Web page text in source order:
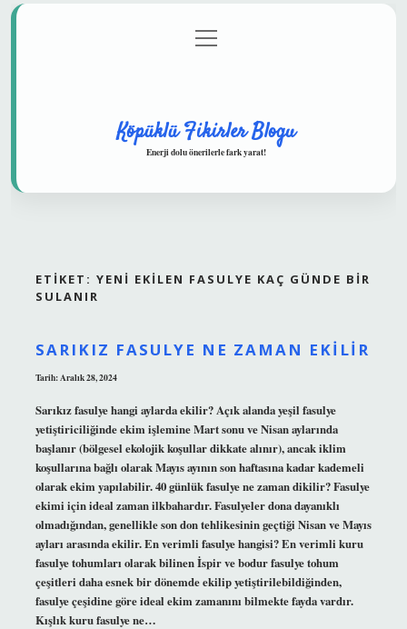
Gizlilik Politikası
menüyü
aç
Köpüklü Fikirler Blogu
Enerji dolu önerilerle fark yarat!
ETIKET: YENI EKILEN FASULYE KAÇ GÜNDE BIR
SULANIR
SARIKIZ FASULYE NE ZAMAN EKILIR
Tarih: Aralık 28, 2024
Sarıkız fasulye hangi aylarda ekilir? Açık alanda yeşil fasulye
yetiştiriciliğinde ekim işlemine Mart sonu ve Nisan aylarında
başlanır (bölgesel ekolojik koşullar dikkate alınır), ancak iklim
koşullarına bağlı olarak Mayıs ayının son haftasına kadar kademeli
olarak ekim yapılabilir. 40 günlük fasulye ne zaman dikilir? Fasulye
ekimi için ideal zaman ilkbahardır. Fasulyeler dona dayanıklı
olmadığından, genellikle son don tehlikesinin geçtiği Nisan ve Mayıs
ayları arasında ekilir. En verimli fasulye hangisi? En verimli kuru
fasulye tohumları olarak bilinen İspir ve bodur fasulye tohum
çeşitleri daha esnek bir dönemde ekilip yetiştirilebildiğinden,
fasulye çeşidine göre ideal ekim zamanını bilmekte fayda vardır.
Kışlık kuru fasulye ne…